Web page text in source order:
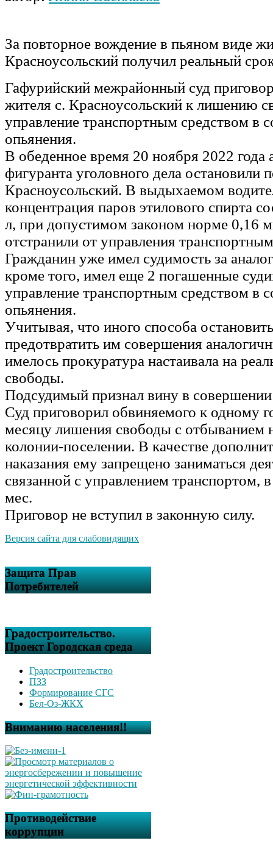
За повторное вождение в пьяном виде
Красноусольский получил реальный
Гафурийский межрайонный суд
жителя с. Красноусольский к лишению
управление транспортным средством в
опьянения.
В обеденное время 20 ноября 2022 года
фигуранта уголовного дела остановили
Красноусольский. В выдыхаемом
концентрация паров этилового спирта
л, при допустимом законом норме 0,16
отстранили от управления
Гражданин уже имел судимость за
кроме того, имел еще 2 погашенные
управление транспортным средством в
опьянения.
Учитывая, что иного способа
предотвратить им совершения
имелось прокуратура настаивала на
свободы.
Подсудимый признал вину в
Суд приговорил обвиняемого к одному
месяцу лишения свободы с отбыванием
колонии-поселении. В качестве
наказания ему запрещено заниматься
связанной с управлением транспортом,
мес.
Приговор не вступил в законную силу.
Версия сайта для слабовидящих
Защита Прав
Потребителей
Градостроительство.
Проект Городская среда
Градостроительство
ПЗЗ
Формирование СГС
Бел-Оз-ЖКХ
Вниманию населения!!
Противодействие
коррупции